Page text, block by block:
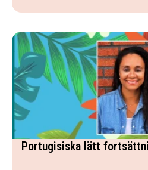
Portugisiska lätt